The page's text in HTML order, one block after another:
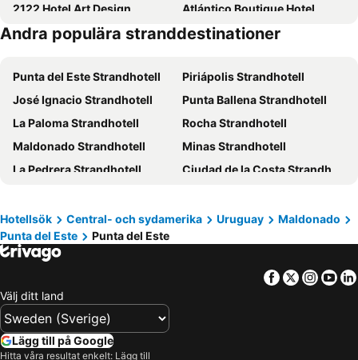
2122 Hotel Art Design
Atlántico Boutique Hotel
Hotel Remanso
BDA Hotel & Spa
Hotel Florinda
Hotel del Lago Golf & Art Resort
La Foret
Hotel Alhambra
Blu Inn
Club Hotel Casapueblo
Golden Beach
Punta del Este Shelton Hotel
Solanas Punta del Este
AWA Boutique + Design Hotel
De La Plaza Hotel
Hotel Milano
Hotel Castilla
Hostal de la Barra
Andra populära stranddestinationer
Punta del Este Strandhotell
Piriápolis Strandhotell
José Ignacio Strandhotell
Punta Ballena Strandhotell
La Paloma Strandhotell
Rocha Strandhotell
Maldonado Strandhotell
Minas Strandhotell
La Pedrera Strandhotell
Ciudad de la Costa Strandhotell
Hotellsök Central- och sydamerika Uruguay
Maldonado
Punta del Este
Punta del Este
Facebook
Twitter
Välj ditt land
Lägg till på Google
Hitta våra resultat enkelt: Lägg till